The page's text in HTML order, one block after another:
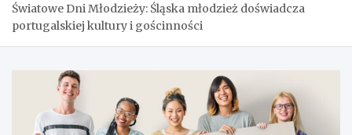
Światowe Dni Młodzieży: Śląska młodzież doświadcza
portugalskiej kultury i gościnności